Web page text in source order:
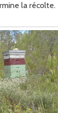
la récolte.